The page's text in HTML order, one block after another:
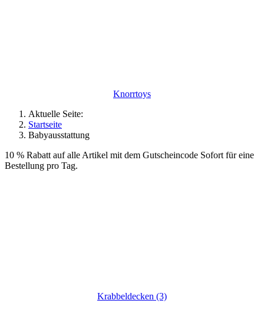
Knorrtoys
Aktuelle Seite:
Startseite
Babyausstattung
10 % Rabatt auf alle Artikel mit dem Gutscheincode Sofort für eine
Bestellung pro Tag.
Krabbeldecken (3)